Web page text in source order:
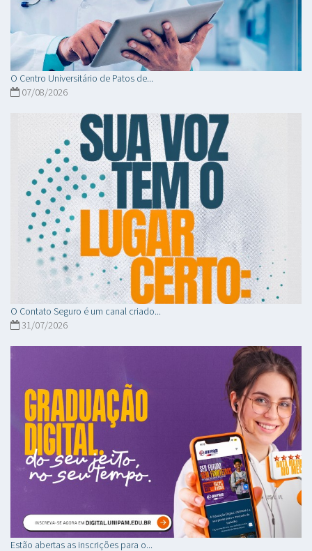
O Centro Universitário de Patos de...
07/08/2026
O Contato Seguro é um canal criado...
31/07/2026
Estão abertas as inscrições para o...